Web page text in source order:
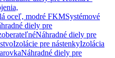
oceľ, modré FKMSystémové
diely pre
Náhradné diely pre
Izolácie pre nástenkyIzolácia
Náhradné diely pre